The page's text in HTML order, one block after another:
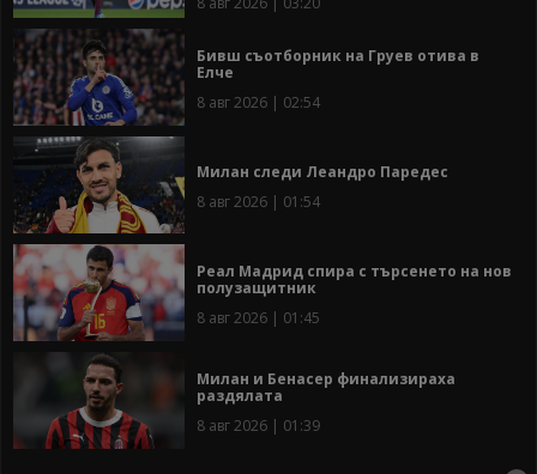
Бивш съотборник на Груев отива в
Елче
8 авг 2026 | 02:54
Милан следи Леандро Паредес
8 авг 2026 | 01:54
Реал Мадрид спира с търсенето на нов
полузащитник
8 авг 2026 | 01:45
Милан и Бенасер финализираха
раздялата
8 авг 2026 | 01:39